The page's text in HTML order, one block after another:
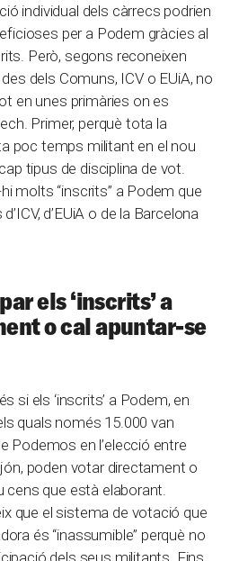
individual dels càrrecs podrien
per a Podem gràcies al
Però, segons reconeixen
dels Comuns, ICV o EUiA, no
en unes primàries on es
Primer, perquè tota la
poc temps militant en el nou
tipus de disciplina de vot.
molts “inscrits” a Podem que
d’EUiA o de la Barcelona
els ‘inscrits’ a
o cal apuntar-se
si els ‘inscrits’ a Podem, en
quals només 15.000 van
Podemos en l’elecció entre
poden votar directament o
cens que està elaborant.
que el sistema de votació que
és “inassumible” perquè no
dels seus militants. Fins